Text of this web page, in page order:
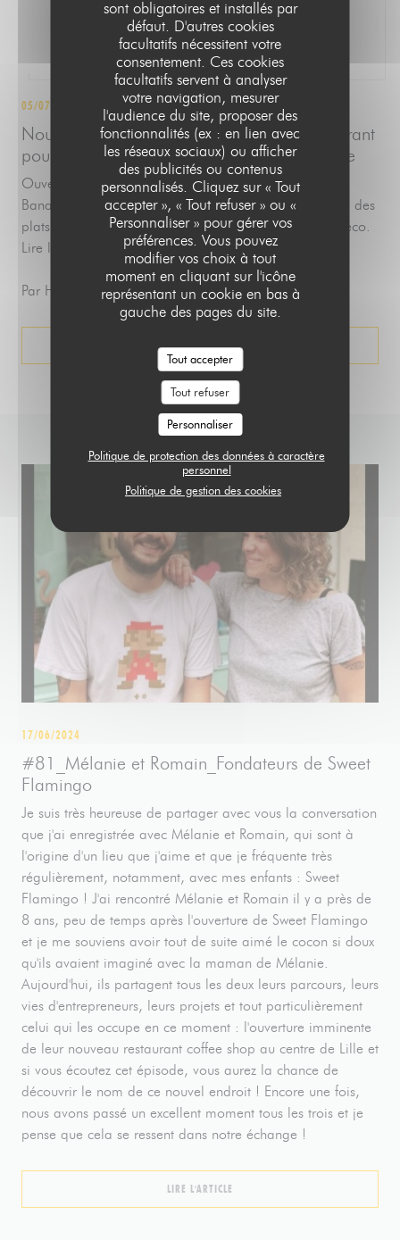
sont obligatoires et installés par
défaut. D'autres cookies
facultatifs nécessitent votre
consentement. Ces cookies
facultatifs servent à analyser
votre navigation, mesurer
l'audience du site, proposer des
fonctionnalités (ex : en lien avec
les réseaux sociaux) ou afficher
des publicités ou contenus
personnalisés. Cliquez sur « Tout
accepter », « Tout refuser » ou «
Personnaliser » pour gérer vos
préférences. Vous pouvez
modifier vos choix à tout
moment en cliquant sur l'icône
représentant un cookie en bas à
gauche des pages du site.
Tout accepter
Tout refuser
Personnaliser
Politique de protection des données à caractère
personnel
Politique de gestion des cookies
Nouveau à Lille. Banana Drama, un restaurant
pour bruncher et se régaler toute la semaine
05/07/2024
Ouvert depuis ce 1er juillet 2024 à Lille, le restaurant
Banana Drama propose une carte pour bruncher 7j/7, des
plats salés et des gouters. Le tout dans une superbe déco.
Lire la suite, sur le site de Lille Actu
Par Hervine Mahaud
LIRE L'ARTICLE
#81_Mélanie et Romain_Fondateurs de Sweet
Flamingo
17/06/2024
Je suis très heureuse de partager avec vous la conversation
que j'ai enregistrée avec Mélanie et Romain, qui sont à
l'origine d'un lieu que j'aime et que je fréquente très
régulièrement, notamment, avec mes enfants : Sweet
Flamingo ! J'ai rencontré Mélanie et Romain il y a près de
8 ans, peu de temps après l'ouverture de Sweet Flamingo
et je me souviens avoir tout de suite aimé le cocon si doux
qu'ils avaient imaginé avec la maman de Mélanie.
Aujourd'hui, ils partagent tous les deux leurs parcours, leurs
vies d'entrepreneurs, leurs projets et tout particulièrement
celui qui les occupe en ce moment : l'ouverture imminente
de leur nouveau restaurant coffee shop au centre de Lille et
si vous écoutez cet épisode, vous aurez la chance de
découvrir le nom de ce nouvel endroit ! Encore une fois,
nous avons passé un excellent moment tous les trois et je
pense que cela se ressent dans notre échange !
LIRE L'ARTICLE